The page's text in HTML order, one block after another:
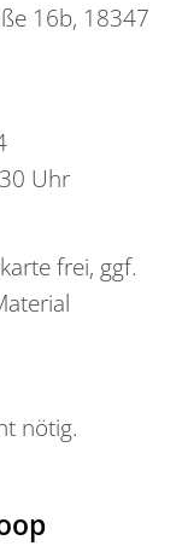
16b, 18347
Uhr
frei, ggf.
nötig.